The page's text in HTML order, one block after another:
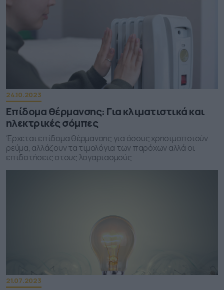
24.10.2023
Επίδομα θέρμανσης: Για κλιματιστικά και
ηλεκτρικές σόμπες
Έρχεται επίδομα θέρμανσης για όσους χρησιμοποιούν
ρεύμα, αλλάζουν τα τιμολόγια των παρόχων αλλά οι
επιδοτήσεις στους λογαριασμούς
21.07.2023